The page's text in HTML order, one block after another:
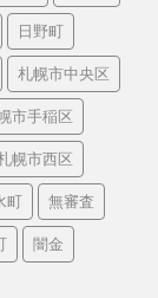
日野町
札幌市中央区
市手稲区
幌市西区
町 無審査
闇金